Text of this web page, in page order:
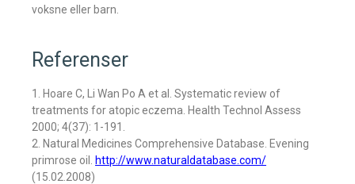
voksne eller barn.
Referenser
1. Hoare C, Li Wan Po A et al. Systematic review of
treatments for atopic eczema. Health Technol Assess
2000; 4(37): 1-191.
2. Natural Medicines Comprehensive Database. Evening
primrose oil.
http://www.naturaldatabase.com/
(15.02.2008)